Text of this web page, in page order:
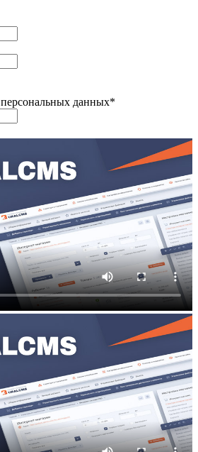
персональных данных*